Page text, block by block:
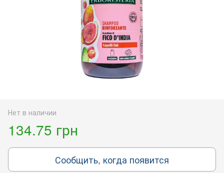
Нет в наличии
134.75 грн
Сообщить, когда появится